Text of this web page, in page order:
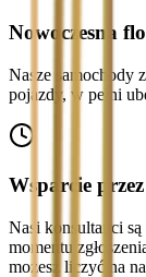
Nowoczesna
Nasze samochody
pojazdy, w pełni
Wsparcie przez
Nasi konsultanci
momentu
możesz liczyć na